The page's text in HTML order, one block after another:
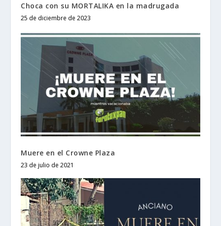
Choca con su MORTALIKA en la madrugada
25 de diciembre de 2023
Muere en el Crowne Plaza
23 de julio de 2021